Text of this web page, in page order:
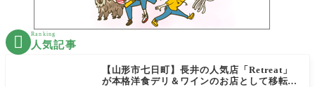
 Ranking
人気記事
【山形市七日町】長井の人気店「Retreat」
が本格洋食デリ＆ワインのお店として移転オ